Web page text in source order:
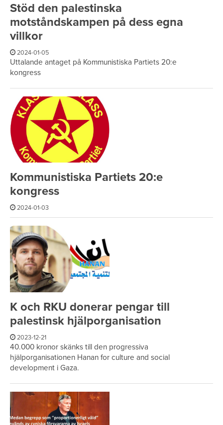
Stöd den palestinska
motståndskampen på dess egna
villkor
2024-01-05
Uttalande antaget på Kommunistiska Partiets 20:e
kongress
Kommunistiska Partiets 20:e
kongress
2024-01-03
K och RKU donerar pengar till
palestinsk hjälporganisation
2023-12-21
40.000 kronor skänks till den progressiva
hjälporganisationen Hanan for culture and social
development i Gaza.